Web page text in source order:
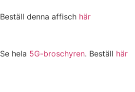
Beställ denna affisch här
Se hela 5G-broschyren. Beställ här